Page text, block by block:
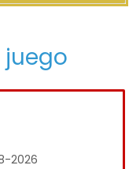
juego
2026